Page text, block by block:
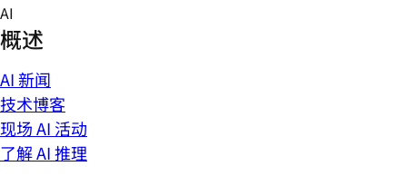
Skip
to
content
AI
概述
AI 新闻
技术博客
现场 AI 活动
了解 AI 推理